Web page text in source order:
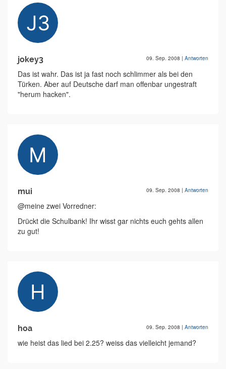
jokey3 09. Sep. 2008 | Antworten
Das ist wahr. Das ist ja fast noch schlimmer als bei den
Türken. Aber auf Deutsche darf man offenbar ungestraft
"herum hacken".
mui 09. Sep. 2008 | Antworten
@meine zwei Vorredner:
Drückt die Schulbank! Ihr wisst gar nichts euch gehts allen
zu gut!
hoa 09. Sep. 2008 | Antworten
wie heist das lied bei 2.25? weiss das vielleicht jemand?